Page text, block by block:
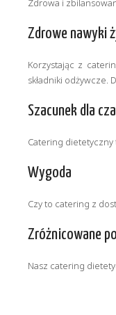
Zdrowa i
Zdrowe nawyki
Korzystając z
składniki odżywcze.
Szacunek dla
Catering dietetyczny
Wygoda
Czy to catering z
Zróżnicowane
Nasz catering